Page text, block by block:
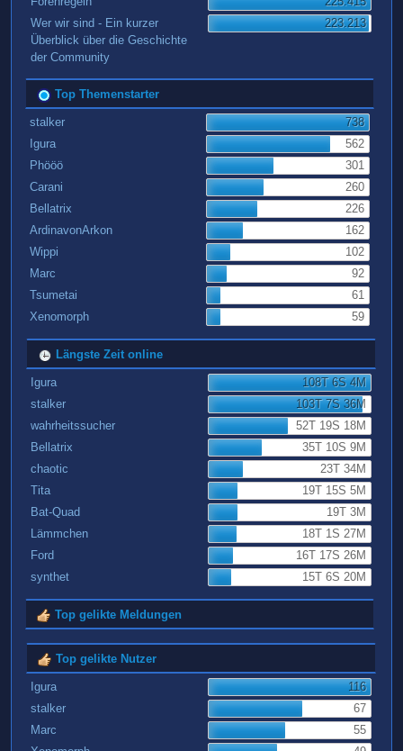
Wer wir sind - Ein kurzer
Überblick über die Geschichte
der Community
223.213
Top Themenstarter
stalker
738
Igura
562
Phööö
301
Carani
260
Bellatrix
226
ArdinavonArkon
162
Wippi
102
Marc
92
Tsumetai
61
Xenomorph
59
Längste Zeit online
Igura
108T 6S 4M
stalker
103T 7S 36M
wahrheitssucher
52T 19S 18M
Bellatrix
35T 10S 9M
chaotic
23T 34M
Tita
19T 15S 5M
Bat-Quad
19T 3M
Lämmchen
18T 1S 27M
Ford
16T 17S 26M
synthet
15T 6S 20M
Top gelikte Meldungen
Top gelikte Nutzer
Igura
116
stalker
67
Marc
55